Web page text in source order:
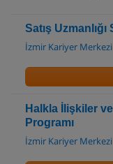
Satış
İzmir Kariyer Merkezi
Halkla İlişkiler ve
Programı
İzmir Kariyer Merkezi